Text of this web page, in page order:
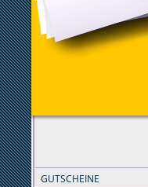
GUTSCHEINE